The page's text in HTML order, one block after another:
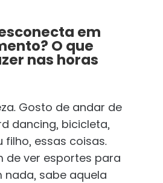
em
O que
nas horas
Gosto de andar de
dancing, bicicleta,
essas coisas.
de ver esportes para
nada, sabe aquela